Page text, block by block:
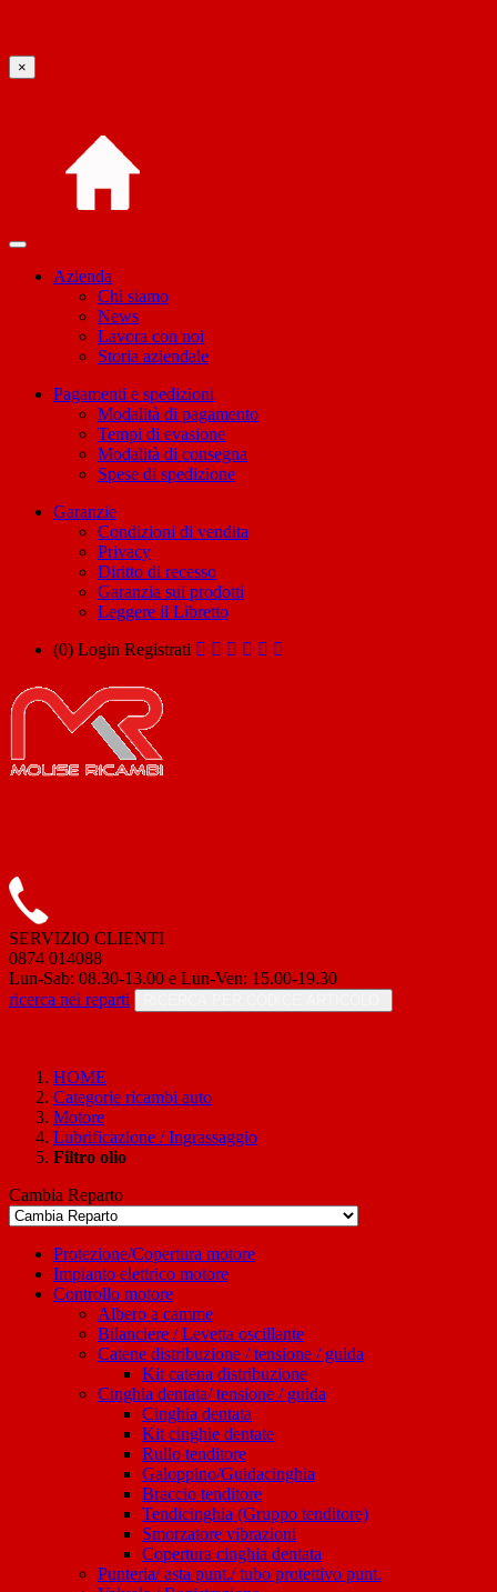
×
Azienda
Chi siamo
News
Lavora con noi
Storia aziendale
Pagamenti e spedizioni
Modalità di pagamento
Tempi di evasione
Modalità di consegna
Spese di spedizione
Garanzie
Condizioni di vendita
Privacy
Diritto di recesso
Garanzia sui prodotti
Leggere il Libretto
(0) Login Registrati
SERVIZIO CLIENTI
0874 014088
Lun-Sab: 08.30-13.00 e Lun-Ven: 15.00-19.30
ricerca nei reparti
HOME
Categorie ricambi auto
Motore
Lubrificazione / Ingrassaggio
Filtro olio
Cambia Reparto
Protezione/Copertura motore
Impianto elettrico motore
Controllo motore
Albero a camme
Bilanciere / Levetta oscillante
Catene distribuzione / tensione / guida
Kit catena distribuzione
Cinghia dentata/ tensione / guida
Cinghia dentata
Kit cinghie dentate
Rullo tenditore
Galoppino/Guidacinghia
Braccio tenditore
Tendicinghia (Gruppo tenditore)
Smorzatore vibrazioni
Copertura cinghia dentata
Punteria/ asta punt./ tubo protettivo punt.